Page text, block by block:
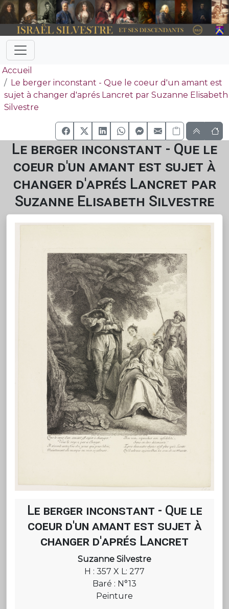
Accueil
Le berger inconstant - Que le coeur d'un amant est
sujet à changer d'aprés Lancret par Suzanne Elisabeth
Silvestre
Le berger inconstant - Que le
coeur d'un amant est sujet à
changer d'aprés Lancret par
Suzanne Elisabeth Silvestre
Le berger inconstant - Que le
coeur d'un amant est sujet à
changer d'aprés Lancret
Suzanne Silvestre
H : 357 X L: 277
Baré : N°13
Peinture